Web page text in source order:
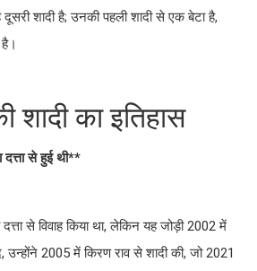
शादी है; उनकी पहली शादी से एक बेटा है,
शादी का इतिहास
दत्ता से हुई थी**
से विवाह किया था, लेकिन यह जोड़ी 2002 में
2005 में किरण राव से शादी की, जो 2021